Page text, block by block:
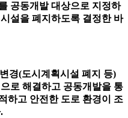
공동개발 대상으로 지정하
설을 폐지하도록 결정한 바
경(도시계획시설 폐지 등)
로 해결하고 공동개발을 통
하고 안전한 도로 환경이 조
.